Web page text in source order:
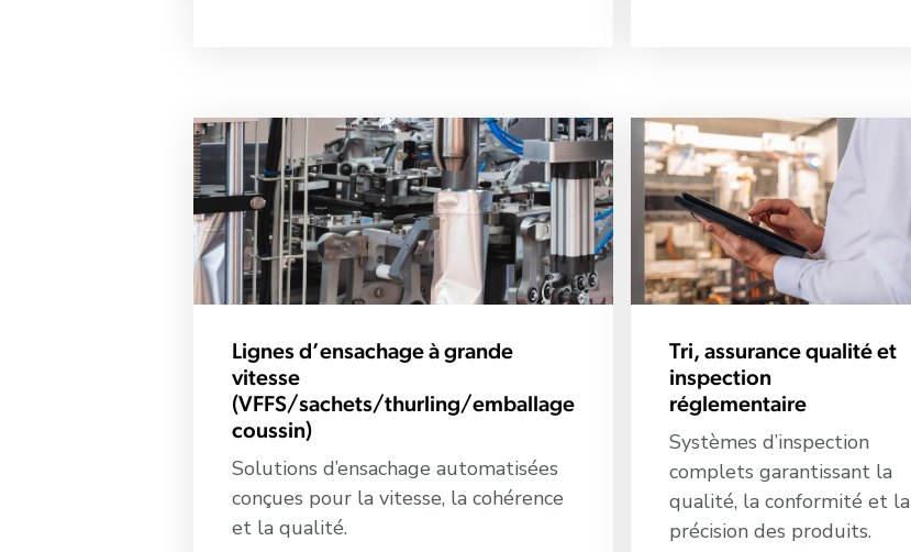
Lignes d’ensachage à grande
vitesse
(VFFS/sachets/thurling/emballage
coussin)
Solutions d’ensachage automatisées
conçues pour la vitesse, la cohérence
et la qualité.
Tri, assurance qualité et
inspection
réglementaire
Systèmes d’inspection
complets garantissant la
qualité, la conformité et la
précision des produits.